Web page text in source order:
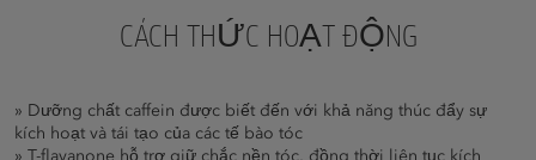
CÁCH THỨC HOẠT ĐỘNG
» Dưỡng chất caffein được biết đến với khả năng thúc đẩy sự
kích hoạt và tái tạo của các tế bào tóc